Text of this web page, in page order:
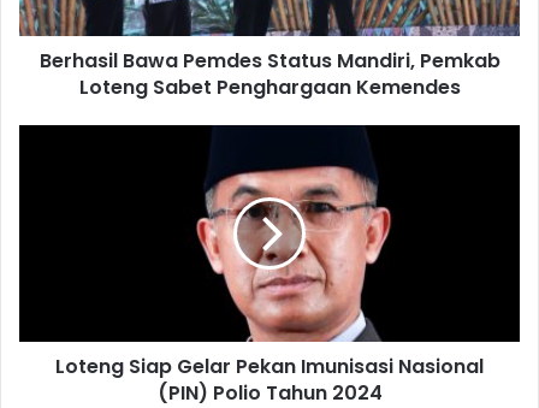
Berhasil Bawa Pemdes Status Mandiri, Pemkab
Loteng Sabet Penghargaan Kemendes
Loteng Siap Gelar Pekan Imunisasi Nasional
(PIN) Polio Tahun 2024